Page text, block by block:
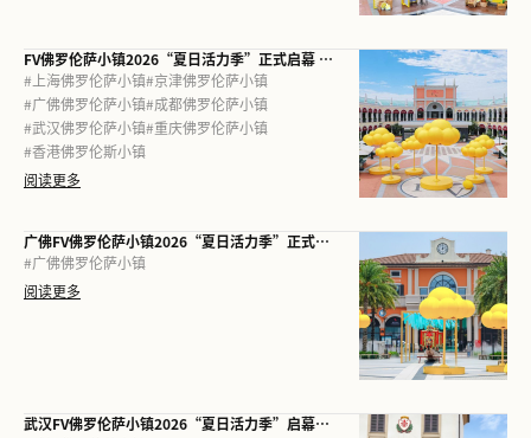
FV佛罗伦萨小镇2026“夏日活力季”正式启幕 七城联动，共筑意式夏日松弛感
# 上海佛罗伦萨小镇#京津佛罗伦萨小镇
#广佛佛罗伦萨小镇#成都佛罗伦萨小镇
#武汉佛罗伦萨小镇#重庆佛罗伦萨小镇
#香港佛罗伦斯小镇
阅读更多
广佛FV佛罗伦萨小镇2026“夏日活力季”正式启幕 非遗龙舟邂逅意式“微度假”，共赴岭南活力仲夏
#广佛佛罗伦萨小镇
阅读更多
武汉FV佛罗伦萨小镇2026“夏日活力季”启幕， 共赴意式亲子盛夏